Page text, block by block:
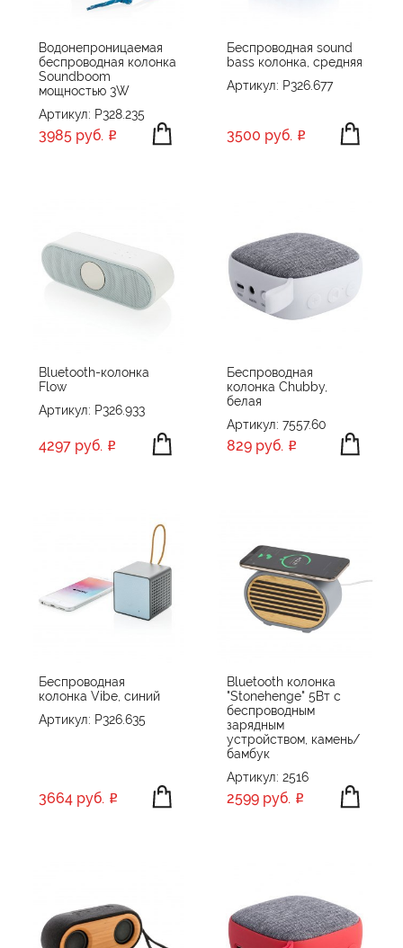
Водонепроницаемая
беспроводная колонка
Soundboom
мощностью 3W
Артикул: P328.235
3985 руб.
Беспроводная sound
bass колонка, средняя
Артикул: P326.677
3500 руб.
Bluetooth-колонка
Flow
Артикул: P326.933
4297 руб.
Беспроводная
колонка Chubby,
белая
Артикул: 7557.60
829 руб.
Беспроводная
колонка Vibe, синий
Артикул: P326.635
3664 руб.
Bluetooth колонка
"Stonehenge" 5Вт с
беспроводным
зарядным
устройством, камень/
бамбук
Артикул: 2516
2599 руб.